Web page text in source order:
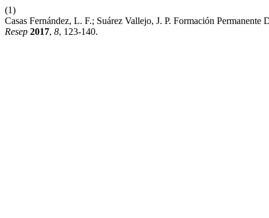
(1)
Casas Fernández, L. F.; Suárez Vallejo, J. P. Formación
Resep 2017, 8, 123-140.